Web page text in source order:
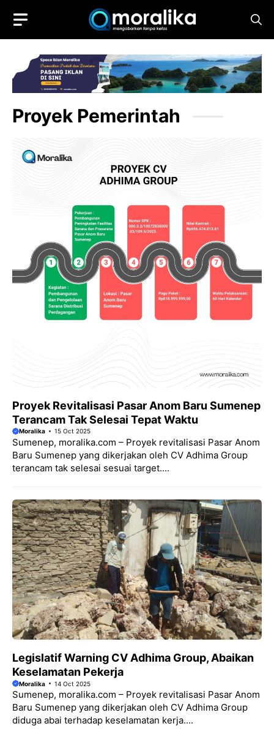
content
Proyek Pemerintah
Proyek Revitalisasi Pasar Anom Baru Sumenep
Terancam Tak Selesai Tepat Waktu
Moralika 15 Oct 2025
Sumenep, moralika.com – Proyek revitalisasi Pasar Anom
Baru Sumenep yang dikerjakan oleh CV Adhima Group
terancam tak selesai sesuai target....
Legislatif Warning CV Adhima Group, Abaikan
Keselamatan Pekerja
Moralika 14 Oct 2025
Sumenep, moralika.com – Proyek revitalisasi Pasar Anom
Baru Sumenep yang dikerjakan oleh CV Adhima Group
diduga abai terhadap keselamatan kerja....